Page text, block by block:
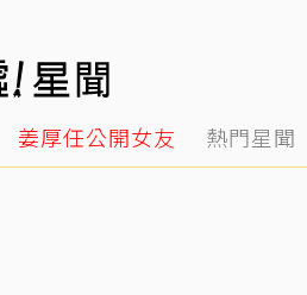
姜厚任公開女友 熱門星聞